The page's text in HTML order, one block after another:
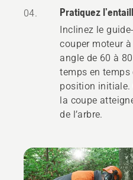
04. Pratiquez
Inclinez le
couper moteur
angle de 60 à
temps en temps
position initiale.
la coupe
de l’arbre.